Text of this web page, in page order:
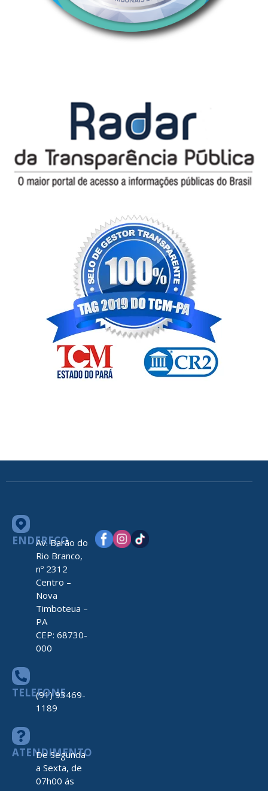
ENDEREÇO
Av. Barão do
Rio Branco,
nº 2312
Centro –
Nova
Timboteua –
PA
CEP: 68730-
000
TELEFONE
(91) 93469-
1189
ATENDIMENTO
De Segunda
a Sexta, de
07h00 ás